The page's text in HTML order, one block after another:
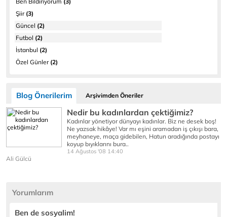
Şiir(3)
Güncel (2)
Futbol (2)
İstanbul (2)
Özel Günler(2)
Blog Önerilerim Arşivimden Öneriler
Nedir bu kadınlardan çektiğimiz?
Kadınlar yönetiyor dünyayı kadınlar. Biz ne desek boş!
Ne yazsak hikâye! Var mı eşini aramadan iş çıkışı bara,
meyhaneye, maça gidebilen, Hatun aradığında postayı
koyup bıyıklarını bura..
14 Ağustos '08 14:40
Ali Gülcü
Yorumlarım
Ben de sosyalim!